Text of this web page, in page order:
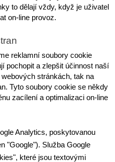
to dělají vždy, když je uživatel
on-line provoz.
reklamní soubory cookie
pochopit a zlepšit účinnost naší
stránkách, tak na
Tyto soubory cookie se někdy
zacílení a optimalizaci on-line
Analytics, poskytovanou
"Google"). Služba Google
které jsou textovými